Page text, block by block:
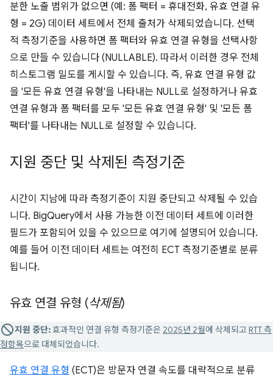
분한 노출 범위가 없으면 (예: 폼 팩터 = 휴대전화, 유효 연결 유
형 = 2G) 데이터 세트에서 전체 출처가 삭제되었습니다. 선택
적 측정기준을 사용하면 폼 팩터와 유효 연결 유형을 선택사항
으로 만들 수 있습니다 (NULLABLE). 따라서 이러한 경우 전체
히스토그램 밀도를 게시할 수 있습니다. 즉, 유효 연결 유형 값
을 '모든 유효 연결 유형'을 나타내는 NULL로 설정하거나 유효
연결 유형과 폼 팩터를 모두 '모든 유효 연결 유형' 및 '모든 폼
팩터'를 나타내는 NULL로 설정할 수 있습니다.
지원 중단 및 삭제된 측정기준
시간이 지남에 따라 측정기준이 지원 중단되고 삭제될 수 있습
니다. BigQuery에서 사용 가능한 이전 데이터 세트에 이러한
필드가 포함되어 있을 수 있으므로 여기에 설명되어 있습니다.
예를 들어 이전 데이터 세트는 여전히 ECT 측정기준별로 분류
됩니다.
유효 연결 유형 (삭제됨)
지원 중단:효과적인 연결 유형 측정기준은 2025년 2월에 삭제되고 RTT 측
정항목으로 대체되었습니다.
유효 연결 유형 (ECT)은 방문자 연결 속도를 대략적으로 분류